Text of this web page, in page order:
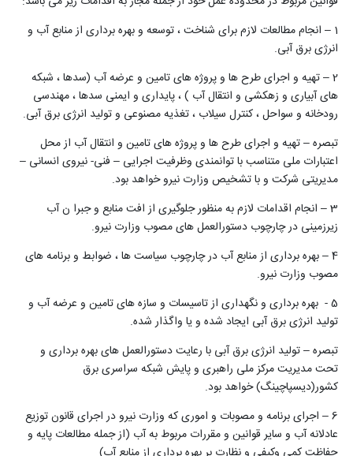
1 – انجام مطالعات لازم برای شناخت ، توسعه و بهره برداری از منابع آب و
انرژی برق آبی.
2 – تهیه و اجرای طرح ها و پروژه های تامین و عرضه آب (سدها ، شبکه
های آبیاری و زهکشی و انتقال آب ) ، پایداری و ایمنی سدها ، مهندسی
رودخانه و سواحل ، کنترل سیلاب ، تغذیه مصنوعی و تولید انرژی برق آبی.
تبصره – تهیه و اجرای طرح ها و پروژه های تامین و انتقال آب از محل
اعتبارات ملی متناسب با توانمندی وظرفیت اجرایی – فنی- نیروی انسانی –
مدیریتی شرکت و با تشخیص وزارت نیرو خواهد بود.
3 – انجام اقدامات لازم به منظور جلوگیری از افت منابع و جبرا ن آب
زیرزمینی در چارچوب دستورالعمل های مصوب وزارت نیرو.
4 – بهره برداری از منابع آب در چارچوب سیاست ها ، ضوابط و برنامه های
مصوب وزارت نیرو.
5 - بهره برداری و نگهداری از تاسیسات و سازه های تامین و عرضه آب و
تولید انرژی برق آبی ایجاد شده و یا واگذار شده.
تبصره – تولید انرژی برق آبی با رعایت دستورالعمل های بهره برداری و
تحت مدیریت مرکز ملی راهبری و پایش شبکه سراسری برق
کشور(دیسپاچینگ) خواهد بود.
6 – اجرای برنامه و مصوبات و اموری که وزارت نیرو در اجرای قانون توزیع
عادلانه آب و سایر قوانین و مقررات مربوط به آب (از جمله مطالعات پایه و